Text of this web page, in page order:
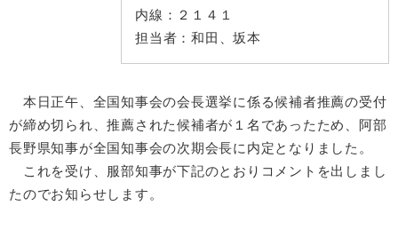
内線： ２１４１
担当者： 和田、坂本
本日正午、全国知事会の会長選挙に係る候補者推薦の受付
が締め切られ、推薦された候補者が１名であったため、阿部
長野県知事が全国知事会の次期会長に内定となりました。
これを受け、服部知事が下記のとおりコメントを出しまし
たのでお知らせします。